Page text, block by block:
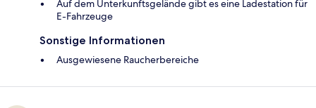
Auf dem Unterkunftsgelände gibt es eine Ladestation für
E-Fahrzeuge
Sonstige Informationen
Ausgewiesene Raucherbereiche